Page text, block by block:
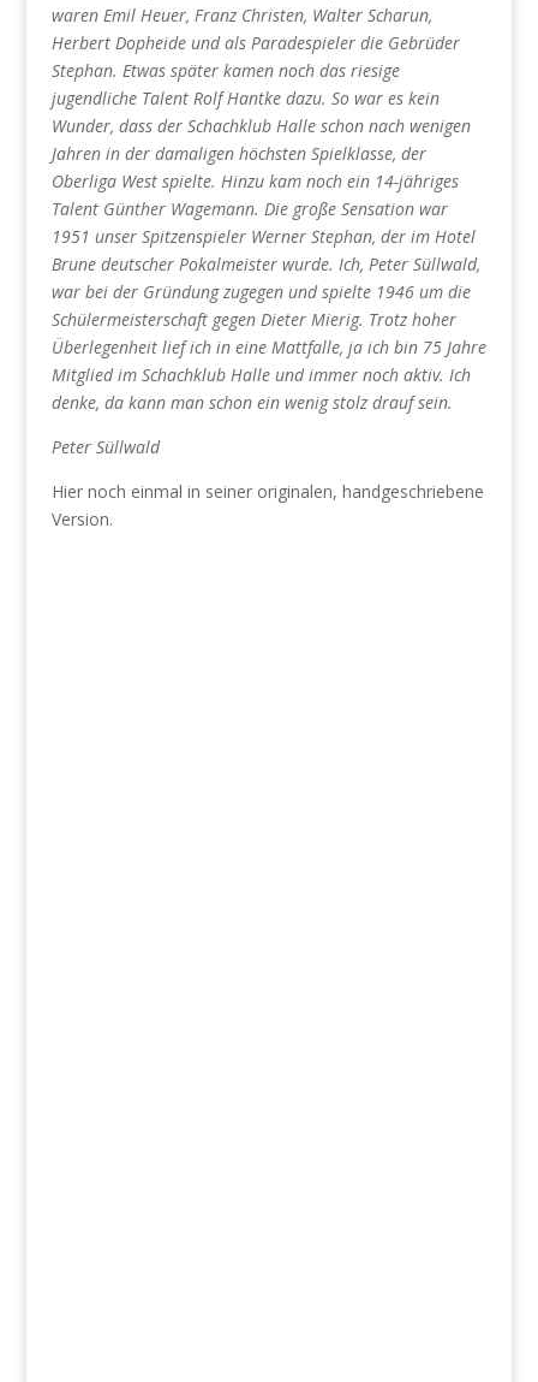
waren Emil Heuer, Franz Christen, Walter Scharun,
Herbert Dopheide und als Paradespieler die Gebrüder
Stephan. Etwas später kamen noch das riesige
jugendliche Talent Rolf Hantke dazu. So war es kein
Wunder, dass der Schachklub Halle schon nach wenigen
Jahren in der damaligen höchsten Spielklasse, der
Oberliga West spielte. Hinzu kam noch ein 14-jähriges
Talent Günther Wagemann. Die große Sensation war
1951 unser Spitzenspieler Werner Stephan, der im Hotel
Brune deutscher Pokalmeister wurde. Ich, Peter Süllwald,
war bei der Gründung zugegen und spielte 1946 um die
Schülermeisterschaft gegen Dieter Mierig. Trotz hoher
Überlegenheit lief ich in eine Mattfalle, ja ich bin 75 Jahre
Mitglied im Schachklub Halle und immer noch aktiv. Ich
denke, da kann man schon ein wenig stolz drauf sein.
Peter Süllwald
Hier noch einmal in seiner originalen, handgeschriebene
Version.